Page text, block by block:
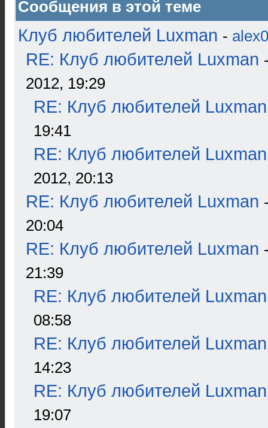
Сообщения в этой теме
Клуб любителей Luxman -
RE: Клуб любителей Luxman
2012, 19:29
RE: Клуб любителей Luxman
19:41
RE: Клуб любителей Luxman
2012, 20:13
RE: Клуб любителей Luxman
20:04
RE: Клуб любителей Luxman
21:39
RE: Клуб любителей Luxman
08:58
RE: Клуб любителей Luxman
14:23
RE: Клуб любителей Luxman
19:07